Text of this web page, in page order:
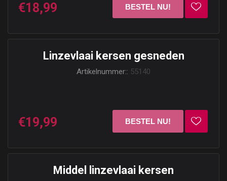
€18,99
Linzevlaai kersen gesneden
Artikelnummer:: 55140
€19,99
Middel linzevlaai kersen